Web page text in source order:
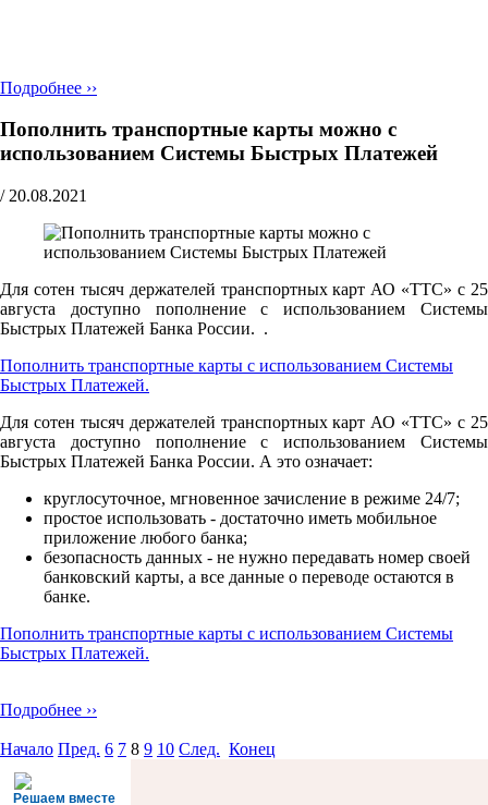
Подробнее ››
Пополнить транспортные карты можно с
использованием Системы Быстрых Платежей
/ 20.08.2021
Для сотен тысяч держателей транспортных карт АО «ТТС» с 25
августа доступно пополнение с использованием Системы
Быстрых Платежей Банка России. .
Пополнить транспортные карты с использованием Системы
Быстрых Платежей.
Для сотен тысяч держателей транспортных карт АО «ТТС» с 25
августа доступно пополнение с использованием Системы
Быстрых Платежей Банка России. А это означает:
круглосуточное, мгновенное зачисление в режиме 24/7;
простое использовать - достаточно иметь мобильное
приложение любого банка;
безопасноcть данных - не нужно передавать номер своей
банковский карты, а все данные о переводе остаются в
банке.
Пополнить транспортные карты с использованием Системы
Быстрых Платежей.
Подробнее ››
Начало Пред. 6 7 8 9 10 След. Конец
Решаем вместе